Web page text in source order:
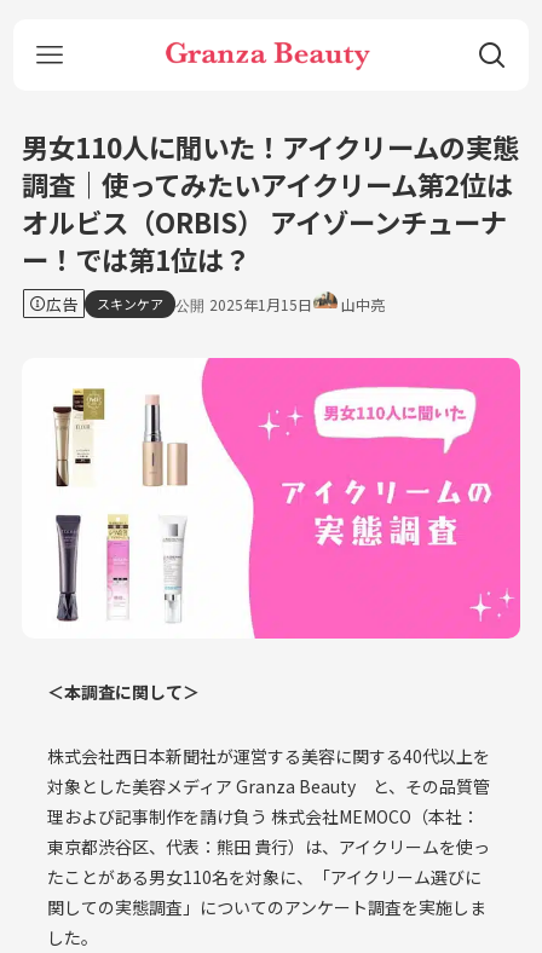
男女110人に聞いた！アイクリームの実態
調査｜使ってみたいアイクリーム第2位は
オルビス（ORBIS） アイゾーンチューナ
ー！では第1位は？
広告 スキンケア 2025年1月15日 山中亮
＜本調査に関して＞
株式会社西日本新聞社が運営する美容に関する40代以上を
対象とした美容メディア Granza Beauty と、その品質管
理および記事制作を請け負う 株式会社MEMOCO（本社：
東京都渋谷区、代表：熊田 貴行）は、アイクリームを使っ
たことがある男女110名を対象に、「アイクリーム選びに
関しての実態調査」についてのアンケート調査を実施しま
した。